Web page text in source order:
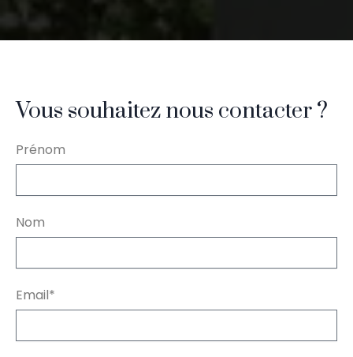
Vous souhaitez nous contacter ?
Prénom
Nom
Email*